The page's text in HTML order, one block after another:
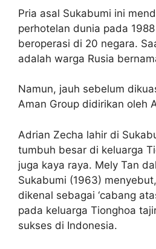
Pria asal Sukabumi ini
perhotelan dunia pada
beroperasi di 20 negara.
adalah warga Rusia
Namun, jauh sebelum
Aman Group didirikan oleh
Adrian Zecha lahir di
tumbuh besar di keluarga
juga kaya raya. Mely Tan
Sukabumi (1963)
dikenal sebagai ‘cabang
pada keluarga Tionghoa
sukses di Indonesia.